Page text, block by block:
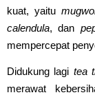
kuat, yaitu
calendula, dan
mempercepat
Didukung lagi tea
merawat